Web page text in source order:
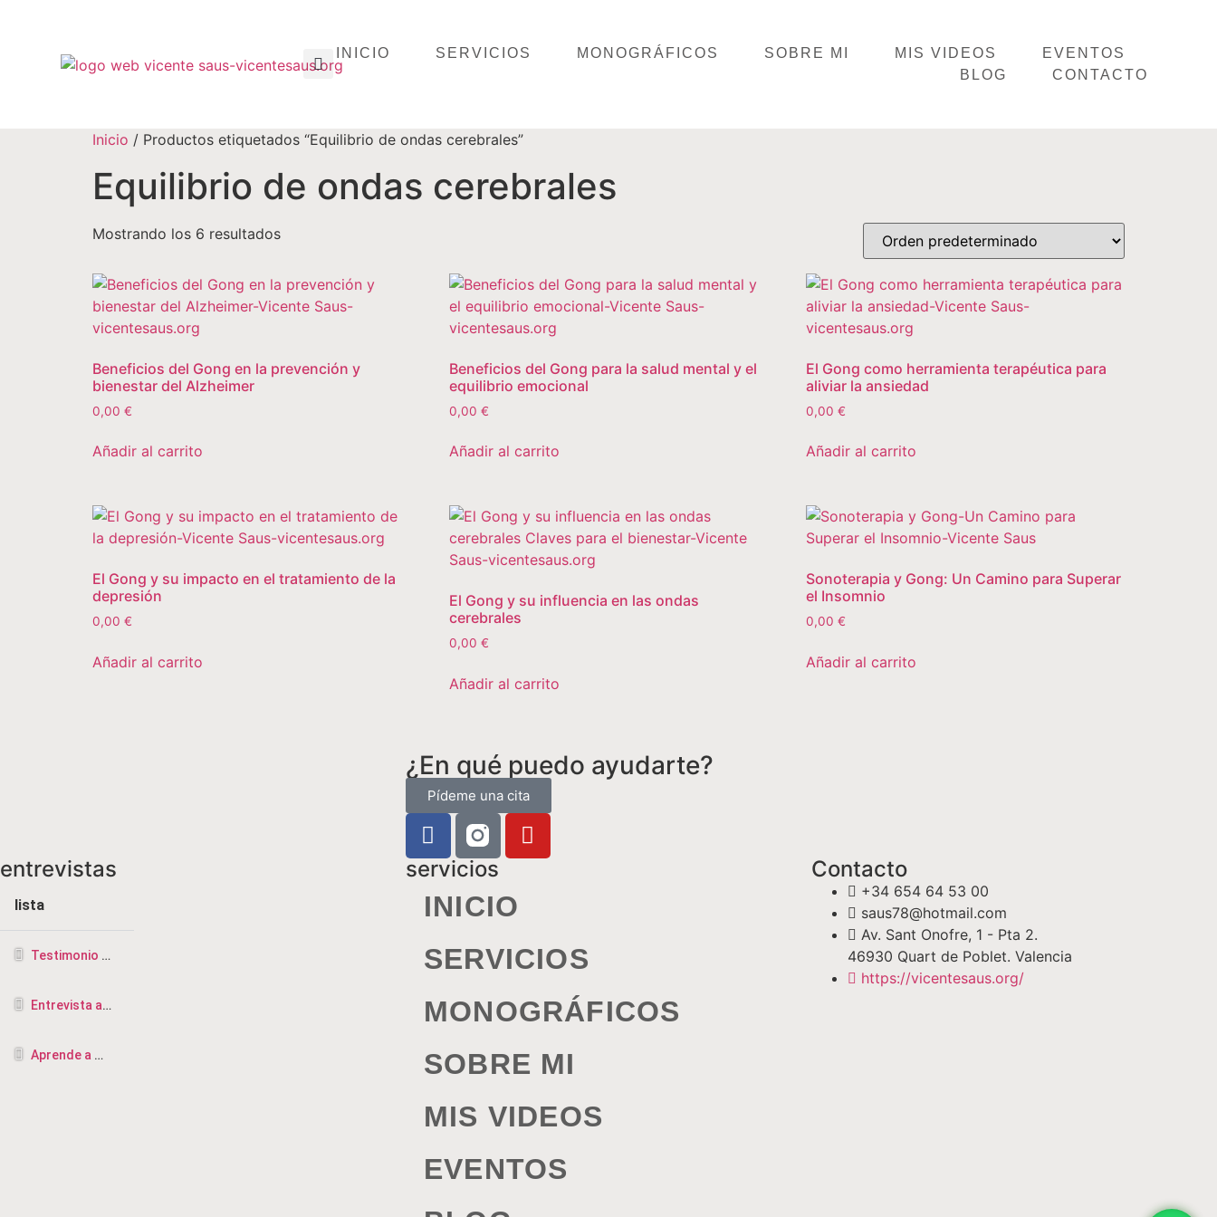
INICIO SERVICIOS MONOGRÁFICOS SOBRE MI MIS VIDEOS
EVENTOS
BLOG
CONTACTO
Inicio / Productos etiquetados “Equilibrio de ondas cerebrales”
Equilibrio de ondas cerebrales
Mostrando los 6 resultados
Beneficios del Gong en la prevención y
bienestar del Alzheimer
0,00 €
Añadir al carrito
Beneficios del Gong para la salud mental y el
equilibrio emocional
0,00 €
Añadir al carrito
El Gong como herramienta terapéutica para
aliviar la ansiedad
0,00 €
Añadir al carrito
El Gong y su impacto en el tratamiento de la
depresión
0,00 €
Añadir al carrito
El Gong y su influencia en las ondas
cerebrales
0,00 €
Añadir al carrito
Sonoterapia y Gong: Un Camino para Superar
el Insomnio
0,00 €
Añadir al carrito
¿En qué puedo ayudarte?
Pídeme una cita
entrevistas
lista
Testimonio de la CRISIS más profunda a ser TERAPEUTA
Entrevista a Vicente Saus, terapeuta de Diksha, rebirthing y masajista en Valencia
Aprende a Manifestar-Entrevista Midalia tv.
servicios
INICIO
SERVICIOS
MONOGRÁFICOS
SOBRE MI
MIS VIDEOS
EVENTOS
Contacto
+34 654 64 53 00
saus78@hotmail.com
Av. Sant Onofre, 1 - Pta 2.
46930 Quart de Poblet. Valencia
https://vicentesaus.org/